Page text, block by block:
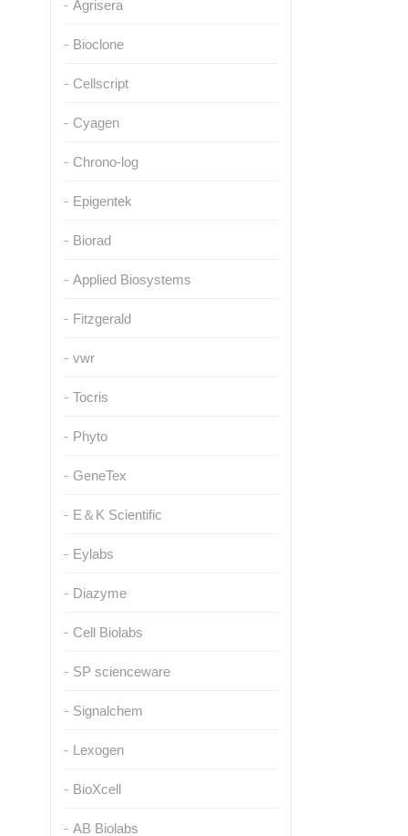
Agrisera
Bioclone
Cellscript
Cyagen
Chrono-log
Epigentek
Biorad
Applied Biosystems
Fitzgerald
vwr
Tocris
Phyto
GeneTex
E＆K Scientific
Eylabs
Diazyme
Cell Biolabs
SP scienceware
Signalchem
Lexogen
BioXcell
AB Biolabs